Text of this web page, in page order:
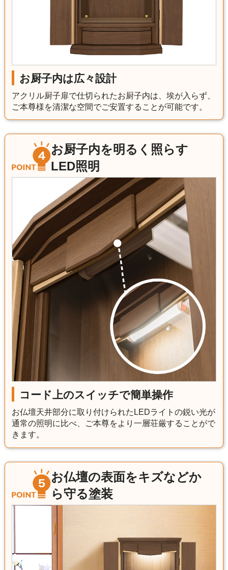
お厨子内は広々設計
アクリル厨子扉で仕切られたお厨子内は、埃が入らず、
ご本尊様を清潔な空間でご安置することが可能です。
お厨子内を明るく照らす
LED照明
コード上のスイッチで簡単操作
お仏壇天井部分に取り付けられたLEDライトの鋭い光が
通常の照明に比べ、ご本尊をより一層荘厳することがで
きます。
お仏壇の表面をキズなどか
ら守る塗装